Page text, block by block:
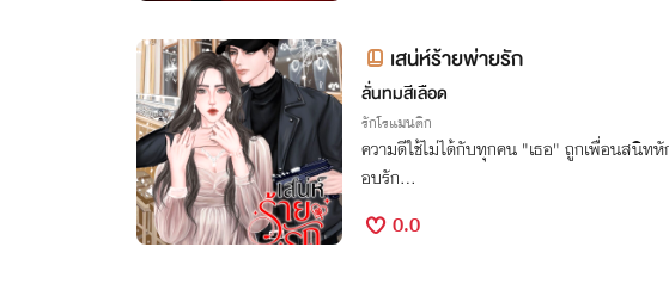
เสน่ห์ร้ายพ่ายรัก
ลั่นทมสีเลือด
รักโรแมนติก
ความดีใช้ไม่ได้กับทุกคน "เธอ" ถูกเพื่อนสนิท
อบรัก...
0.0